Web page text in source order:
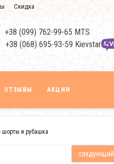
Скидка
+38 (099) 762-99-65 MTS
+38 (068) 695-93-59 Kievstar
ОТЗЫВЫ АКЦИИ
шорты и рубашка
следующий